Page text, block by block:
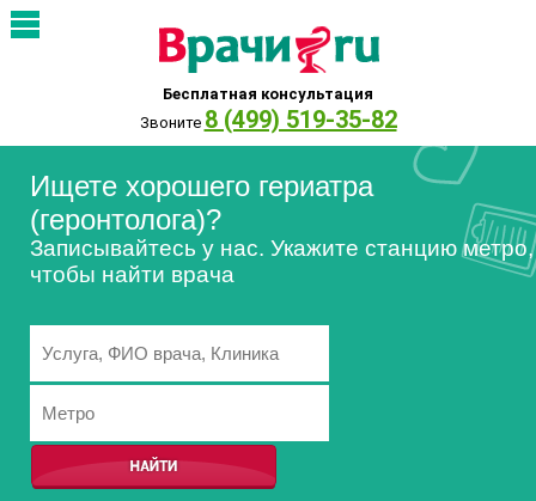
Бесплатная консультация
Звоните 8 (499) 519-35-82
Ищете хорошего гериатра
(геронтолога)?
Записывайтесь у нас. Укажите станцию метро,
чтобы найти врача